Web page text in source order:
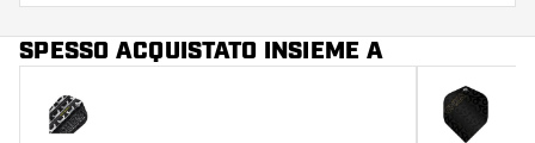
SPESSO ACQUISTATO INSIEME A